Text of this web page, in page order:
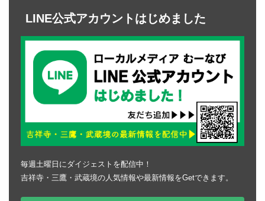
LINE公式アカウントはじめました
毎週土曜日にダイジェストを配信中！
吉祥寺・三鷹・武蔵境の人気情報や最新情報をGetできます。